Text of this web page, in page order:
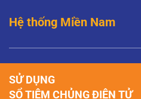
Hệ thống Miền Nam
SỬ DỤNG
SỔ TIÊM CHỦNG ĐIỆN TỬ